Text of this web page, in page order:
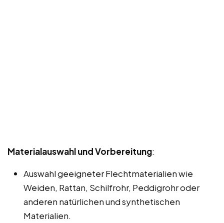
Materialauswahl und Vorbereitung:
Auswahl geeigneter Flechtmaterialien wie
Weiden, Rattan, Schilfrohr, Peddigrohr oder
anderen natürlichen und synthetischen
Materialien.